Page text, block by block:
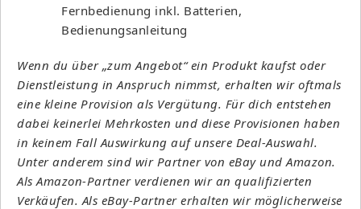
Fernbedienung inkl. Batterien,
Bedienungsanleitung
Wenn du über „zum Angebot“ ein Produkt kaufst oder
Dienstleistung in Anspruch nimmst, erhalten wir oftmals
eine kleine Provision als Vergütung. Für dich entstehen
dabei keinerlei Mehrkosten und diese Provisionen haben
in keinem Fall Auswirkung auf unsere Deal-Auswahl.
Unter anderem sind wir Partner von eBay und Amazon.
Als Amazon-Partner verdienen wir an qualifizierten
Verkäufen. Als eBay-Partner erhalten wir möglicherweise